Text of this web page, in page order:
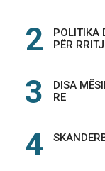
POLITIKA
PËR
DISA
RE